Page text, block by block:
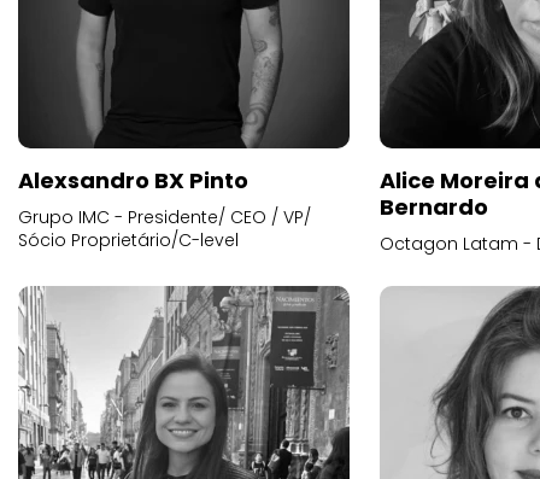
Alexsandro BX Pinto
Grupo IMC - Presidente/ CEO / VP/
Sócio Proprietário/C-level
Alice
Bernardo
Octagon Latam -